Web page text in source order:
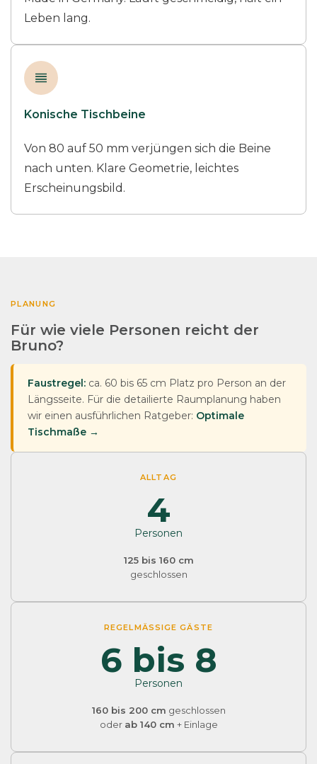
Leben lang.
Konische Tischbeine
Von 80 auf 50 mm verjüngen sich die Beine
nach unten. Klare Geometrie, leichtes
Erscheinungsbild.
PLANUNG
Für wie viele Personen reicht der
Bruno?
Faustregel: ca. 60 bis 65 cm Platz pro Person an der
Längsseite. Für die detailierte Raumplanung haben
wir einen ausführlichen Ratgeber: Optimale
Tischmaße →
ALLTAG
4
Personen
125 bis 160 cm
geschlossen
REGELMÄSSIGE GÄSTE
6 bis 8
Personen
160 bis 200 cm geschlossen
oder ab 140 cm + Einlage